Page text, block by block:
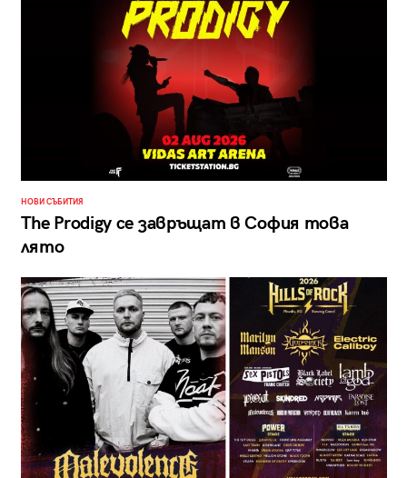
НОВИ СЪБИТИЯ
The Prodigy се завръщат в София това
лято